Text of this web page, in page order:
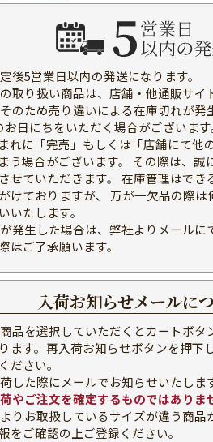
後5営業日以内の発送になります。
取り扱い商品は、店舗・他通販サイ
のため売り違いによる在庫切れが発
お日にちをいただく場合がございま
れに「完売」もしくは「店舗にて他
う場合がございます。 その際は、誠
せていただきます。 在庫管理はでき
けておりますが、 万が一欠品の際
いたします。
が発生した場合は、弊社よりメール
はご了承願います。
入荷お知らせメールに
品を選択していただくとカートボタ
ます。再入荷お知らせボタンを押下
ださい。
した際にメールでお知らせいたしま
やご注文を確定するものではありま
りお取扱しているサイズが違う商品
をご確認の上ご登録ください。